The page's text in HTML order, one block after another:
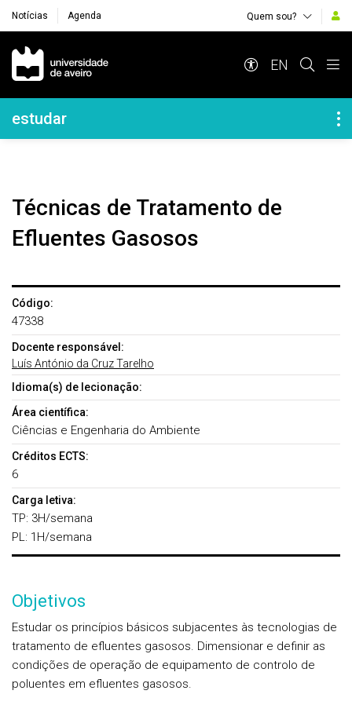
Notícias Agenda Quem sou?
Navegação Principal
EN
Navegação Lateral
estudar
Técnicas de Tratamento de
Efluentes Gasosos
Código:
47338
Docente responsável:
Luís António da Cruz Tarelho
Idioma(s) de lecionação:
Área científica:
Ciências e Engenharia do Ambiente
Créditos ECTS:
6
Carga letiva:
TP: 3H/semana
PL: 1H/semana
Objetivos
Estudar os princípios básicos subjacentes às tecnologias de
tratamento de efluentes gasosos. Dimensionar e definir as
condições de operação de equipamento de controlo de
poluentes em efluentes gasosos.